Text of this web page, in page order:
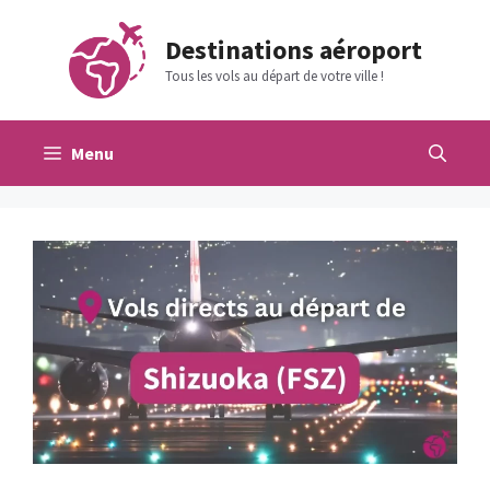
contenu
Destinations aéroport
Tous les vols au départ de votre ville !
Menu